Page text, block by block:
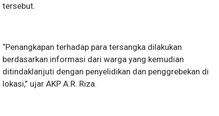
tersebut.
“Penangkapan terhadap para tersangka dilakukan
berdasarkan informasi dari warga yang kemudian
ditindaklanjuti dengan penyelidikan dan penggrebekan di
lokasi,” ujar AKP A.R. Riza.